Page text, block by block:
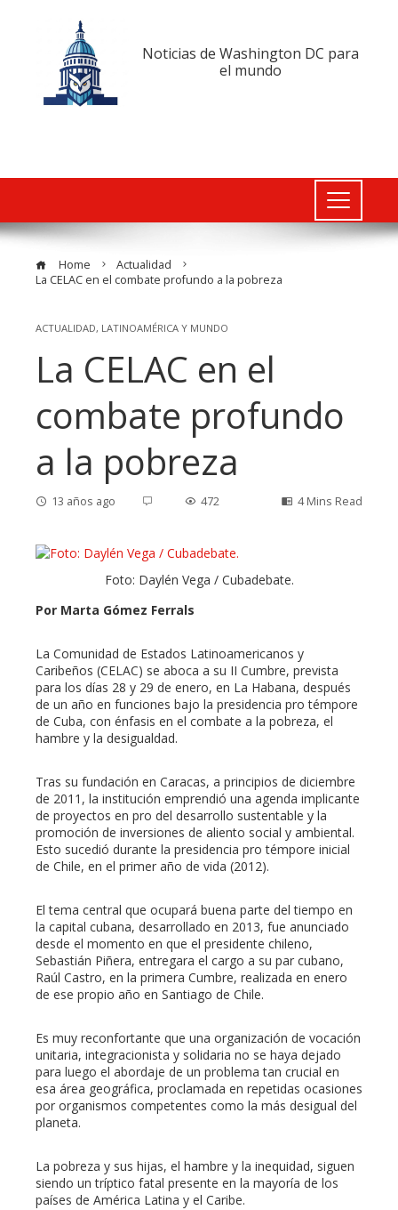
Noticias de Washington DC para
el mundo
Home
Actualidad
La CELAC en el combate profundo a la pobreza
ACTUALIDAD, LATINOAMÉRICA Y MUNDO
La CELAC en el
combate profundo
a la pobreza
13 años ago 472 4 Mins Read
Foto: Daylén Vega / Cubadebate.
Por Marta Gómez Ferrals
La Comunidad de Estados Latinoamericanos y
Caribeños (CELAC) se aboca a su II Cumbre, prevista
para los días 28 y 29 de enero, en La Habana, después
de un año en funciones bajo la presidencia pro témpore
de Cuba, con énfasis en el combate a la pobreza, el
hambre y la desigualdad.
Tras su fundación en Caracas, a principios de diciembre
de 2011, la institución emprendió una agenda implicante
de proyectos en pro del desarrollo sustentable y la
promoción de inversiones de aliento social y ambiental.
Esto sucedió durante la presidencia pro témpore inicial
de Chile, en el primer año de vida (2012).
El tema central que ocupará buena parte del tiempo en
la capital cubana, desarrollado en 2013, fue anunciado
desde el momento en que el presidente chileno,
Sebastián Piñera, entregara el cargo a su par cubano,
Raúl Castro, en la primera Cumbre, realizada en enero
de ese propio año en Santiago de Chile.
Es muy reconfortante que una organización de vocación
unitaria, integracionista y solidaria no se haya dejado
para luego el abordaje de un problema tan crucial en
esa área geográfica, proclamada en repetidas ocasiones
por organismos competentes como la más desigual del
planeta.
La pobreza y sus hijas, el hambre y la inequidad, siguen
siendo un tríptico fatal presente en la mayoría de los
países de América Latina y el Caribe.